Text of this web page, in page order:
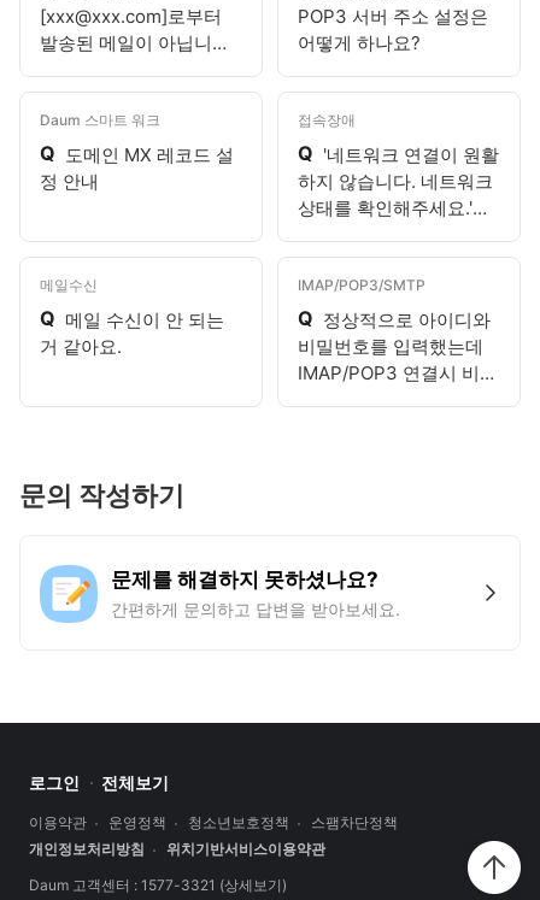
[xxx@xxx.com]로부터
발송된 메일이 아닙니다.
으니 유의해주세요."라고
표시되어요.
POP3 서버 주소 설정은
어떻게 하나요?
Daum 스마트 워크
Q 도메인 MX 레코드 설
정 안내
접속장애
Q '네트워크 연결이 원활
하지 않습니다. 네트워크
상태를 확인해주세요.'라
메일수신
Q 메일 수신이 안 되는
거 같아요.
IMAP/POP3/SMTP
Q 정상적으로 아이디와
비밀번호를 입력했는데
IMAP/POP3 연결시 비밀
문의 작성하기
문제를 해결하지 못하셨나요?
간편하게 문의하고 답변을 받아보세요.
로그인 전체보기
이용약관 운영정책 청소년보호정책
스팸차단정책
개인정보처리방침
위치기반서비스이용약관
Daum 고객센터 : 1577-3321 (상세보기)